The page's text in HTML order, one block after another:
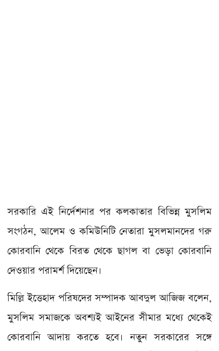
সরকারি এই নির্দেশনার পর কলকাতার বিভিন্ন মুসলিম
সংগঠন, আলেম ও কমিউনিটি নেতারা মুসলমানদের গরু
কোরবানি থেকে বিরত থেকে ছাগল বা ভেড়া কোরবানি
দেওয়ার পরামর্শ দিয়েছেন।
মিল্লি ইত্তেহাদ পরিষদের সম্পাদক আবদুল আজিজ বলেন,
মুসলিম সমাজকে অবশ্যই আইনের সীমার মধ্যে থেকেই
কোরবানি আদায় করতে হবে। নতুন সরকারের সঙ্গে